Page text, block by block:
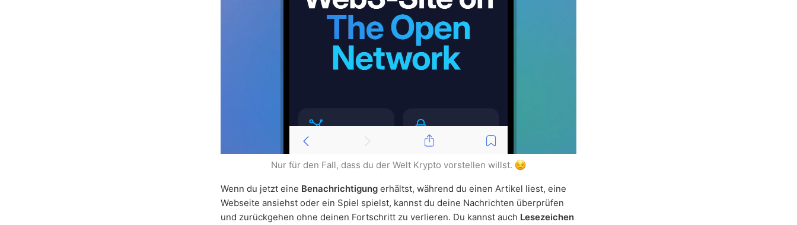
Nur für den Fall, dass du der Welt Krypto vorstellen willst.
Wenn du jetzt eine Benachrichtigung erhältst, während du einen Artikel liest, eine
Webseite ansiehst oder ein Spiel spielst, kannst du deine Nachrichten überprüfen
und zurückgehen ohne deinen Fortschritt zu verlieren. Du kannst auch Lesezeichen